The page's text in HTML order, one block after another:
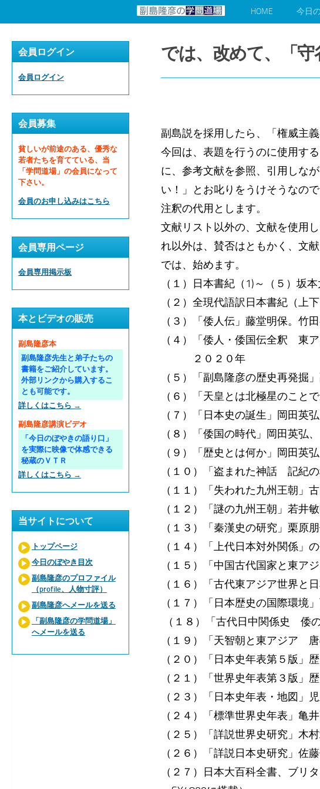
HOME 今日
では、改めて、「守
副島説を採用したら、「権威主
今回は、表題を行うのに使用す
に、参考文献を参照、引用しな
い！」とお叱りをうけそうなの
注釈の代用とします。
文献リスト以外の、文献を使用
れ以外は、賛否はともかく、文
では、始めます。
（１）日本書紀（1)～（５）坂
（２）全現代語訳日本書紀（上
（３）「倭人伝」藤堂明保。竹
（４）「倭人・倭国伝全釈 東
２０２０年
（５）「副島隆彦の歴史再発掘
（６）「天皇とは北極星のこと
（７）「日本史の誕生」岡田英
（８）「倭国の時代」岡田英弘
（９）「歴史とは何か」岡田英
（１０）「盗まれた神話 記紀
（１１）「失われた九州王朝」
（１２）「謎の九州王朝」若井
（１３）「秦漢史の研究」栗原
（１４）「上代日本対外関係
（１５）「中国古代国家と東ア
（１６）「古代東アジア世界と
（１７）「日本歴史の国際環境
（１８）「古代日中関係史 倭
（１９）「天智朝と東アジア
（２０）「日本史年表第５版」
（２１）「世界史年表第３版」
（２３）「日本史年表・地図」
（２４）「標準世界史年表」亀
（２５）「詳説世界史研究」木
（２６）「詳説日本史研究」佐
（２７）日本大百科全書、ブリ
会員ログイン
会員ログイン
会員募集
貧しいが前途のある、優秀な
若者たちを育てている、当
「学問道場」の会員になって
下さい。
会員のお申し込みはこちら
会員専用ページ
会員専用掲示板
本とビデオの販売
副島隆彦本
副島隆彦先生と弟子たちの
書籍をご紹介しています。
外部リンクから購入するこ
とも可能です。
詳しくはこちら →
副島隆彦講演ビデオ
「今日のぼやきの語り口」
を実際に映像で体感できる
秘蔵のＶＴＲ
詳しくはこちら →
当サイトについて
トップページ
今日のぼやき目次
副島隆彦のプロファイル
（profile、人物寸評）
副島隆彦へメールを送る
「副島隆彦の学問道場」
へメールを送る